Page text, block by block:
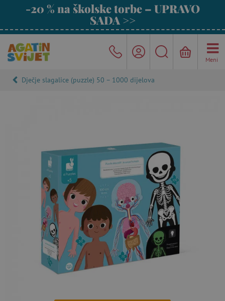
-20 % na školske torbe – UPRAVO
SADA >>
Meni
Dječje slagalice (puzzle) 50 – 1000 dijelova